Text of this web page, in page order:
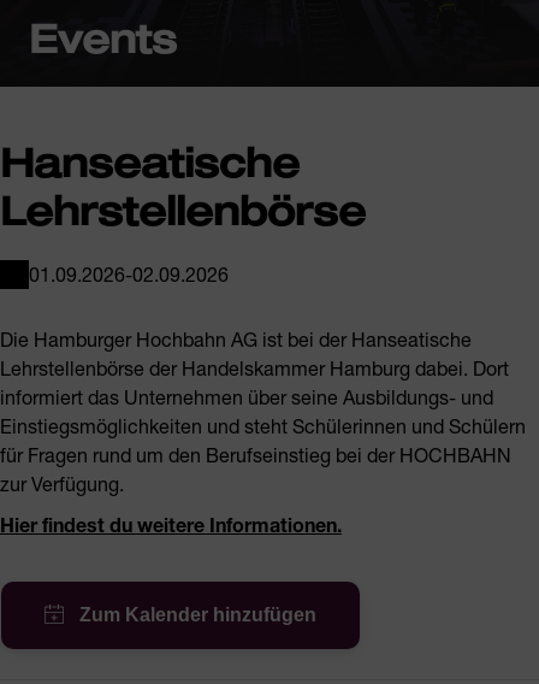
Events
Hanseatische
Lehrstellenbörse
VERANSTALTUNGSORT
01.09.2026-02.09.2026
Die Hamburger Hochbahn AG ist bei der Hanseatische
Lehrstellenbörse der Handelskammer Hamburg dabei. Dort
informiert das Unternehmen über seine Ausbildungs- und
Einstiegsmöglichkeiten und steht Schülerinnen und Schülern
für Fragen rund um den Berufseinstieg bei der HOCHBAHN
zur Verfügung.
Hier findest du weitere Informationen.